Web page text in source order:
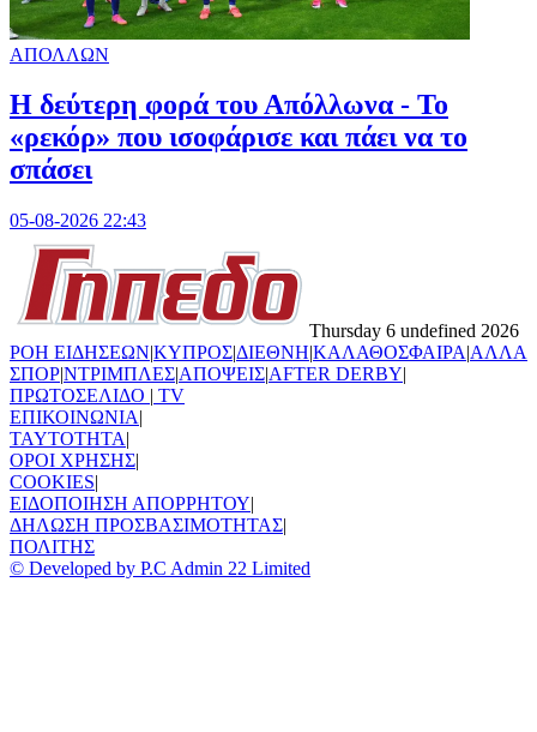
ΑΠΟΛΛΩΝ
Η δεύτερη φορά του Απόλλωνα - Το
«ρεκόρ» που ισοφάρισε και πάει να το
σπάσει
05-08-2026 22:43
Thursday 6 undefined 2026
ΡΟΗ ΕΙΔΗΣΕΩΝ|ΚΥΠΡΟΣ|ΔΙΕΘΝΗ|ΚΑΛΑΘΟΣΦΑΙΡΑ|ΑΛΛΑ
ΣΠΟΡ|ΝΤΡΙΜΠΛΕΣ|ΑΠΟΨΕΙΣ|AFTER DERBY|
ΠΡΩΤΟΣΕΛΙΔΟ | TV
ΕΠΙΚΟΙΝΩΝΙΑ|
TAYTOTHTA|
ΟΡΟΙ ΧΡΗΣΗΣ|
COOKIES|
ΕΙΔΟΠΟΙΗΣΗ ΑΠΟΡΡΗΤΟΥ|
ΔΗΛΩΣΗ ΠΡΟΣΒΑΣΙΜΟΤΗΤΑΣ|
ΠΟΛΙΤΗΣ
© Developed by P.C Admin 22 Limited